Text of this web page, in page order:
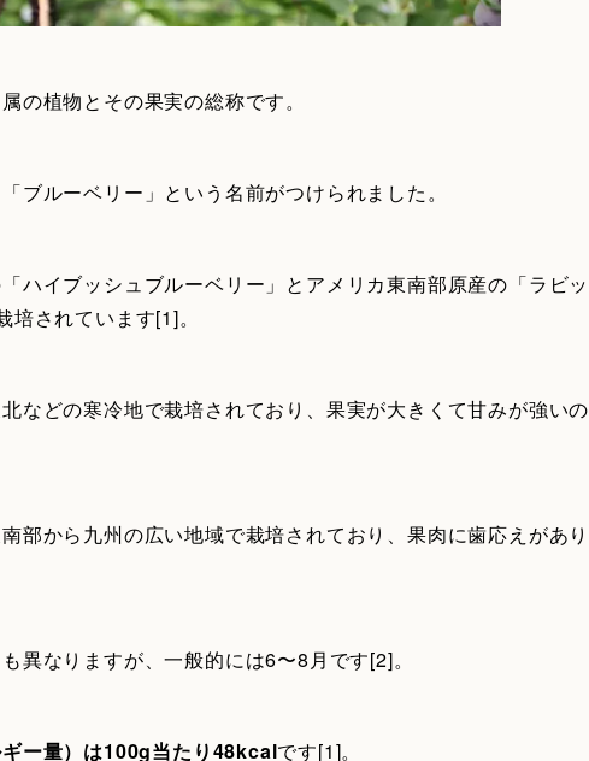
の植物とその果実の総称です。
ブルーベリー」という名前がつけられました。
ハイブッシュブルーベリー」とアメリカ東南部原産の「ラビッ
されています[1]。
などの寒冷地で栽培されており、果実が大きくて甘みが強いの
部から九州の広い地域で栽培されており、果肉に歯応えがあり
異なりますが、一般的には6〜8月です[2]。
ー量）は100g当たり48kcalです[1]。